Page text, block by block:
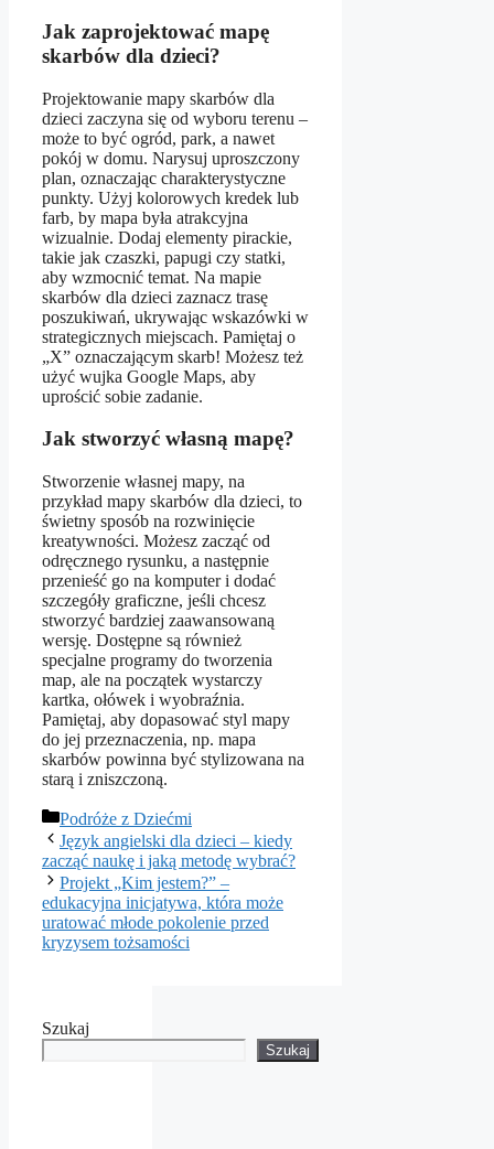
Jak zaprojektować mapę
skarbów dla dzieci?
Projektowanie mapy skarbów dla
dzieci zaczyna się od wyboru terenu –
może to być ogród, park, a nawet
pokój w domu. Narysuj uproszczony
plan, oznaczając charakterystyczne
punkty. Użyj kolorowych kredek lub
farb, by mapa była atrakcyjna
wizualnie. Dodaj elementy pirackie,
takie jak czaszki, papugi czy statki,
aby wzmocnić temat. Na mapie
skarbów dla dzieci zaznacz trasę
poszukiwań, ukrywając wskazówki w
strategicznych miejscach. Pamiętaj o
„X” oznaczającym skarb! Możesz też
użyć wujka Google Maps, aby
uprościć sobie zadanie.
Jak stworzyć własną mapę?
Stworzenie własnej mapy, na
przykład mapy skarbów dla dzieci, to
świetny sposób na rozwinięcie
kreatywności. Możesz zacząć od
odręcznego rysunku, a następnie
przenieść go na komputer i dodać
szczegóły graficzne, jeśli chcesz
stworzyć bardziej zaawansowaną
wersję. Dostępne są również
specjalne programy do tworzenia
map, ale na początek wystarczy
kartka, ołówek i wyobraźnia.
Pamiętaj, aby dopasować styl mapy
do jej przeznaczenia, np. mapa
skarbów powinna być stylizowana na
starą i zniszczoną.
Kategorie
Podróże z Dziećmi
Język angielski dla dzieci – kiedy
zacząć naukę i jaką metodę wybrać?
Projekt „Kim jestem?” –
edukacyjna inicjatywa, która może
uratować młode pokolenie przed
kryzysem tożsamości
Szukaj
Szukaj